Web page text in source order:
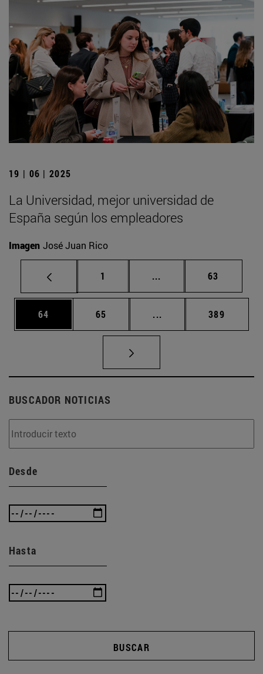
19 | 06 | 2025
La Universidad, mejor universidad de
España según los empleadores
Imagen José Juan Rico
Página
1 ... Páginas intermedias
Página
63
Página
64 Página
65 ... Páginas intermedias
Página
389
BUSCADOR NOTICIAS
Desde
Hasta
BUSCAR